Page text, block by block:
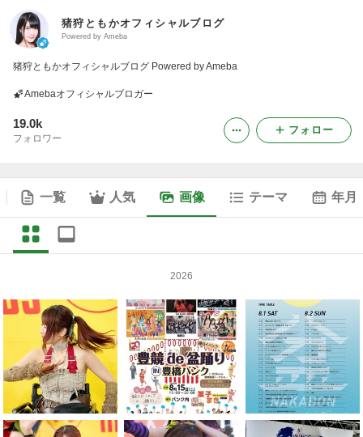
猪狩ともかオフィシャルブログ
Powered by Ameba
猪狩ともかオフィシャルブログ Powered by Ameba
Amebaオフィシャルブロガー
19.0k
フォロワー
フォロー
一覧 人気 画像 テーマ 年月
2026